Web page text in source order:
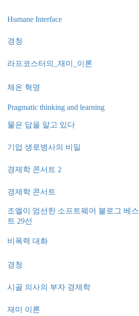
Humane Interface
경청
라프코스터의_재미_이론
체온 혁명
Pragmatic thinking and learning
물은 답을 알고 있다
기업 생로병사의 비밀
경제학 콘서트 2
경제학 콘서트
조엘이 엄선한 소프트웨어 블로그 베스
트 29선
비폭력 대화
경청
시골 의사의 부자 경제학
재미 이론